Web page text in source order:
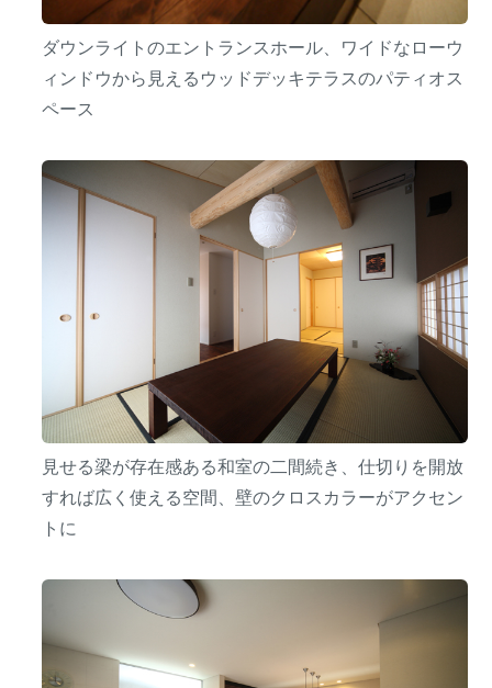
ダウンライトのエントランスホール、ワイドなローウ
ィンドウから見えるウッドデッキテラスのパティオス
ペース
見せる梁が存在感ある和室の二間続き、仕切りを開放
すれば広く使える空間、壁のクロスカラーがアクセン
トに